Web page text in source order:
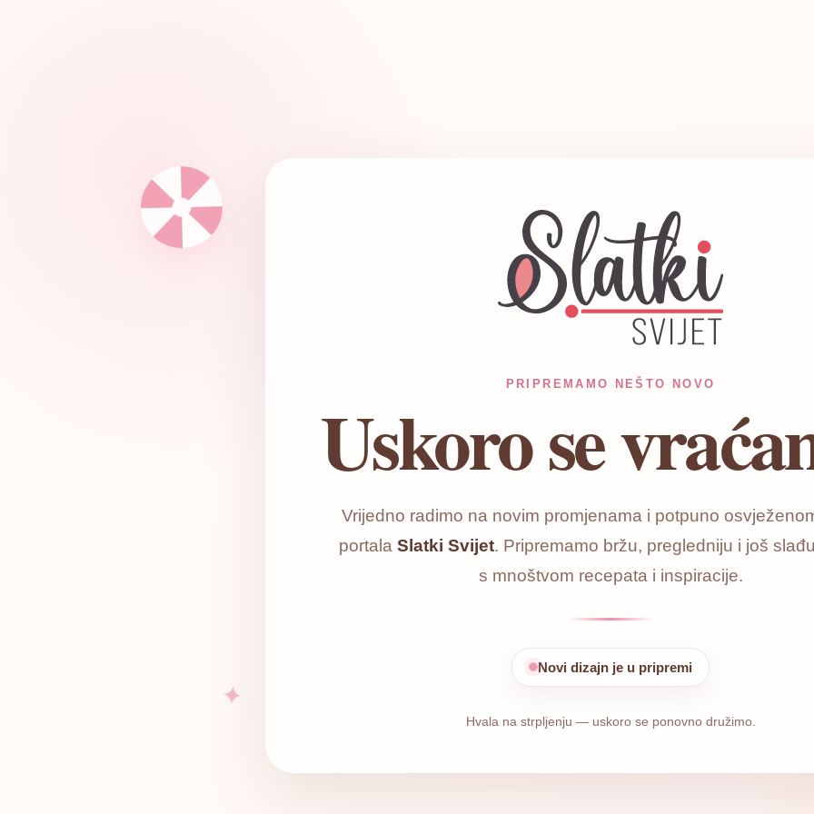
✦
PRIPREMAMO NEŠTO NOVO
Uskoro se
Vrijedno radimo na novim promjenama i potpuno
portala Slatki Svijet. Pripremamo bržu, pregledniju i još
s mnoštvom recepata i inspiracije.
Novi dizajn je u pripremi
Hvala na strpljenju — uskoro se ponovno družimo.